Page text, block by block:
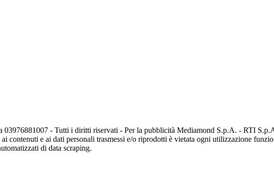
- Tutti i diritti riservati - Per la pubblicità Mediamond S.p.A. - RTI
ai contenuti e ai dati personali trasmessi e/o riprodotti è vietata ogni utilizzazione
di data scraping.